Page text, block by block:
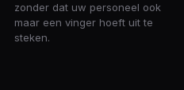
zonder dat uw personeel ook
maar een vinger hoeft uit te
steken.